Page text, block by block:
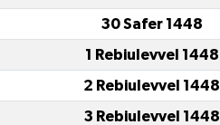
30 Safer 1448
1 Rebiulevvel 1448
2 Rebiulevvel 1448
3 Rebiulevvel 1448